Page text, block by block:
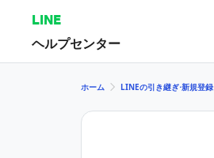
LINE
ヘルプセンター
ホーム LINEの引き継ぎ⋅新規登録